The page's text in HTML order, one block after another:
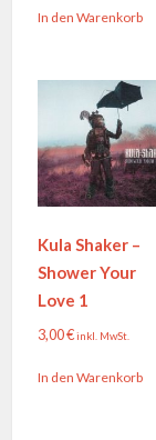
In den Warenkorb
Kula Shaker –
Shower Your
Love 1
3,00€inkl. MwSt.
In den Warenkorb